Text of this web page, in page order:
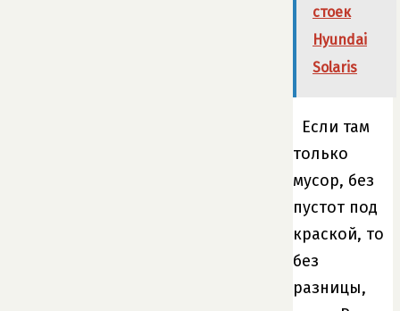
стоек
Hyundai
Solaris
Если там
только
мусор, без
пустот под
краской, то
без
разницы,